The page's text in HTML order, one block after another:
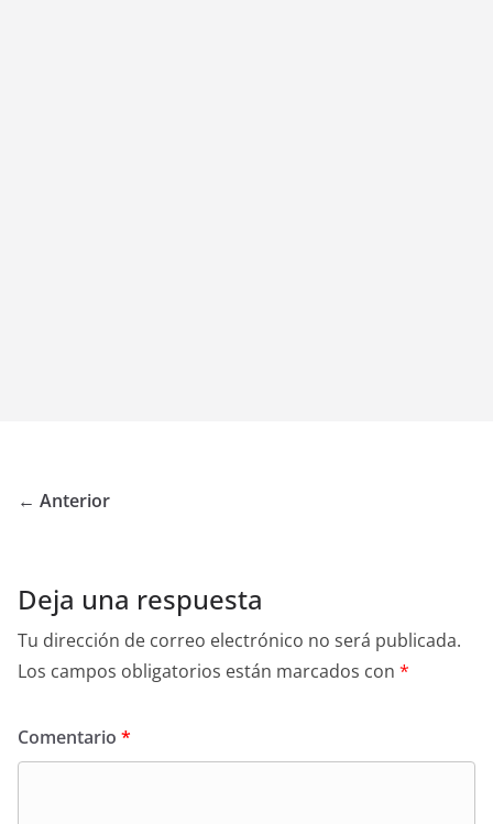
← Anterior
Deja una respuesta
Tu dirección de correo electrónico no será publicada.
Los campos obligatorios están marcados con *
Comentario *